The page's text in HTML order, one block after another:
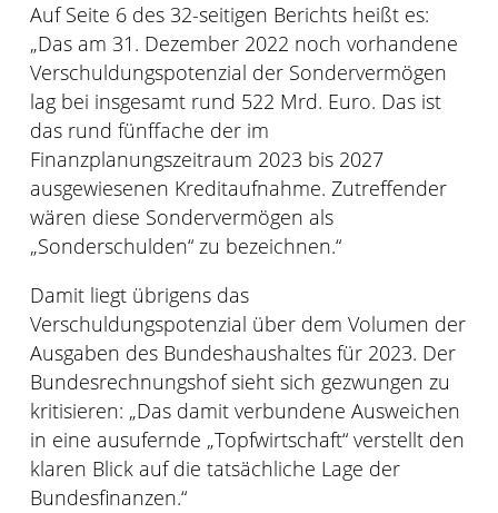
Auf Seite 6 des 32-seitigen Berichts heißt es:
„Das am 31. Dezember 2022 noch vorhandene
Verschuldungspotenzial der Sondervermögen
lag bei insgesamt rund 522 Mrd. Euro. Das ist
das rund fünffache der im
Finanzplanungszeitraum 2023 bis 2027
ausgewiesenen Kreditaufnahme. Zutreffender
wären diese Sondervermögen als
„Sonderschulden“ zu bezeichnen.“
Damit liegt übrigens das
Verschuldungspotenzial über dem Volumen der
Ausgaben des Bundeshaushaltes für 2023. Der
Bundesrechnungshof sieht sich gezwungen zu
kritisieren: „Das damit verbundene Ausweichen
in eine ausufernde „Topfwirtschaft“ verstellt den
klaren Blick auf die tatsächliche Lage der
Bundesfinanzen.“